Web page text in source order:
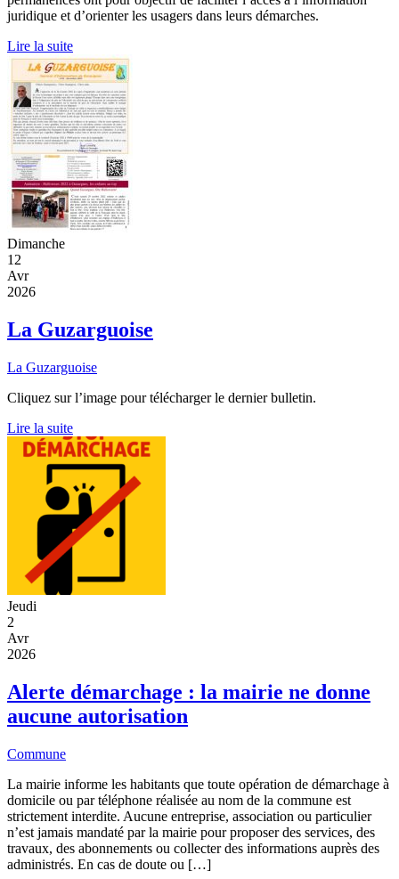
juridique et d’orienter les usagers dans leurs démarches.
Lire la suite
Dimanche
12
Avr
2026
La Guzarguoise
La Guzarguoise
Cliquez sur l’image pour télécharger le dernier bulletin.
Lire la suite
Jeudi
2
Avr
2026
Alerte démarchage : la mairie ne donne
aucune autorisation
Commune
La mairie informe les habitants que toute opération de démarchage à
domicile ou par téléphone réalisée au nom de la commune est
strictement interdite. Aucune entreprise, association ou particulier
n’est jamais mandaté par la mairie pour proposer des services, des
travaux, des abonnements ou collecter des informations auprès des
administrés. En cas de doute ou […]